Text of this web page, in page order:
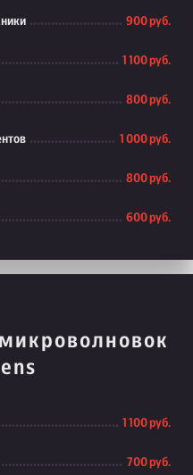
900 руб.
1 100 руб.
800 руб.
1 000 руб.
800 руб.
600 руб.
1 100 руб.
700 руб.